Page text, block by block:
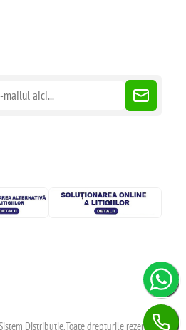
Distributie.Toate drepturile rezervate.